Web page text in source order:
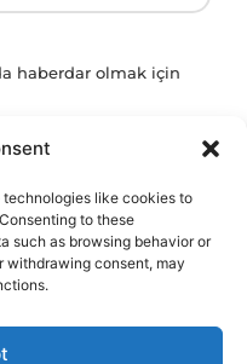
like cookies to
to these
such as browsing behavior or
withdrawing consent, may
haberdar olmak için
Politikamızı